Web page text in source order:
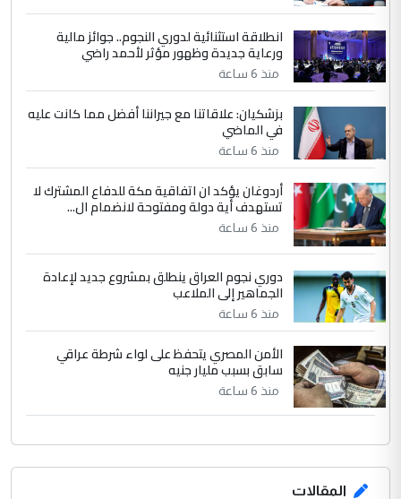
5 سردار
التعليق : واحد من عصابة علي ماما يسقط
جنسية الرافد الثالث للعراق ومن اصول عريقة
الموضوع :
الجواهري يرد على صدام حسين سل
مضجعيك يابن الزنا (نص كامل)
انطلاقة استثنائية لدوري النجوم.. جوائز مالية
ورعاية جديدة وظهور مؤثر لأحمد راضي
منذ 6 ساعة
بزشكيان: علاقاتنا مع جيراننا أفضل مما كانت عليه
في الماضي
منذ 6 ساعة
أردوغان يؤكد ان اتفاقية مكة للدفاع المشترك لا
تستهدف أية دولة ومفتوحة لانضمام ال...
منذ 6 ساعة
دوري نجوم العراق ينطلق بمشروع جديد لإعادة
الجماهير إلى الملاعب
منذ 6 ساعة
الأمن المصري يتحفظ على لواء شرطة عراقي
سابق بسبب مليار جنيه
منذ 6 ساعة
المقالات